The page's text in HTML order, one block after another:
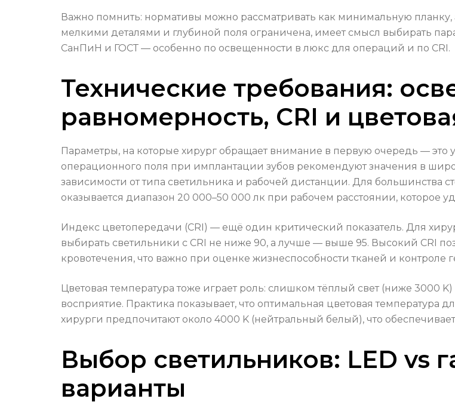
Важно помнить: нормативы можно рассматривать как минимальную планку,
мелкими деталями и глубиной поля ограничена, имеет смысл выбирать
СанПиН и ГОСТ — особенно по освещенности в люкс для операций и по CRI.
Технические требования:
равномерность, CRI и
Параметры, на которые хирург обращает внимание в первую очередь — это
операционного поля при имплантации зубов рекомендуют значения в
зависимости от типа светильника и рабочей дистанции. Для большинства
оказывается диапазон 20 000–50 000 лк при рабочем расстоянии, которое
Индекс цветопередачи (CRI) — ещё один критический показатель. Для
выбирать светильники с CRI не ниже 90, а лучше — выше 95. Высокий CRI
кровотечения, что важно при оценке жизнеспособности тканей и контроле
Цветовая температура тоже играет роль: слишком тёплый свет (ниже 3000
восприятие. Практика показывает, что оптимальная цветовая температура
хирурги предпочитают около 4000 K (нейтральный белый), что
Выбор светильников: LED vs
варианты